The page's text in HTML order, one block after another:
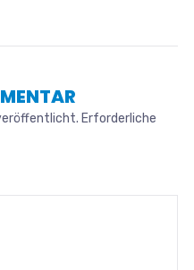
Erforderliche